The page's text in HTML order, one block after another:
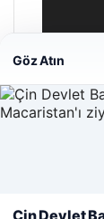
Web sitemizi
Göz Atın
Çin Devlet